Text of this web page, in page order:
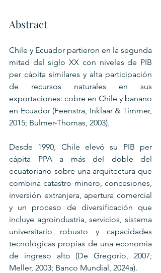
Abstract
Chile y Ecuador partieron en la segunda
mitad del siglo XX con niveles de PIB
per cápita similares y alta participación
de recursos naturales en sus
exportaciones: cobre en Chile y banano
en Ecuador (Feenstra, Inklaar & Timmer,
2015; Bulmer-Thomas, 2003).
Desde 1990, Chile elevó su PIB per
cápita PPA a más del doble del
ecuatoriano sobre una arquitectura que
combina catastro minero, concesiones,
inversión extranjera, apertura comercial
y un proceso de diversificación que
incluye agroindustria, servicios, sistema
universitario robusto y capacidades
tecnológicas propias de una economía
de ingreso alto (De Gregorio, 2007;
Meller, 2003; Banco Mundial, 2024a).